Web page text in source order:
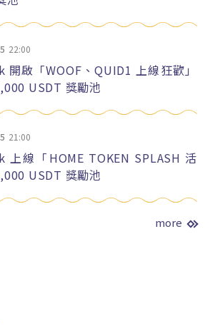
22:00
開啟「WOOF、QUID1 上線狂歡」
USDT 獎勵池
21:00
上線「HOME TOKEN SPLASH 活
USDT 獎勵池
more